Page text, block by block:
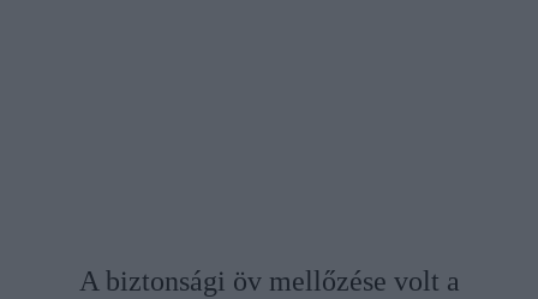
A biztonsági öv mellőzése volt a